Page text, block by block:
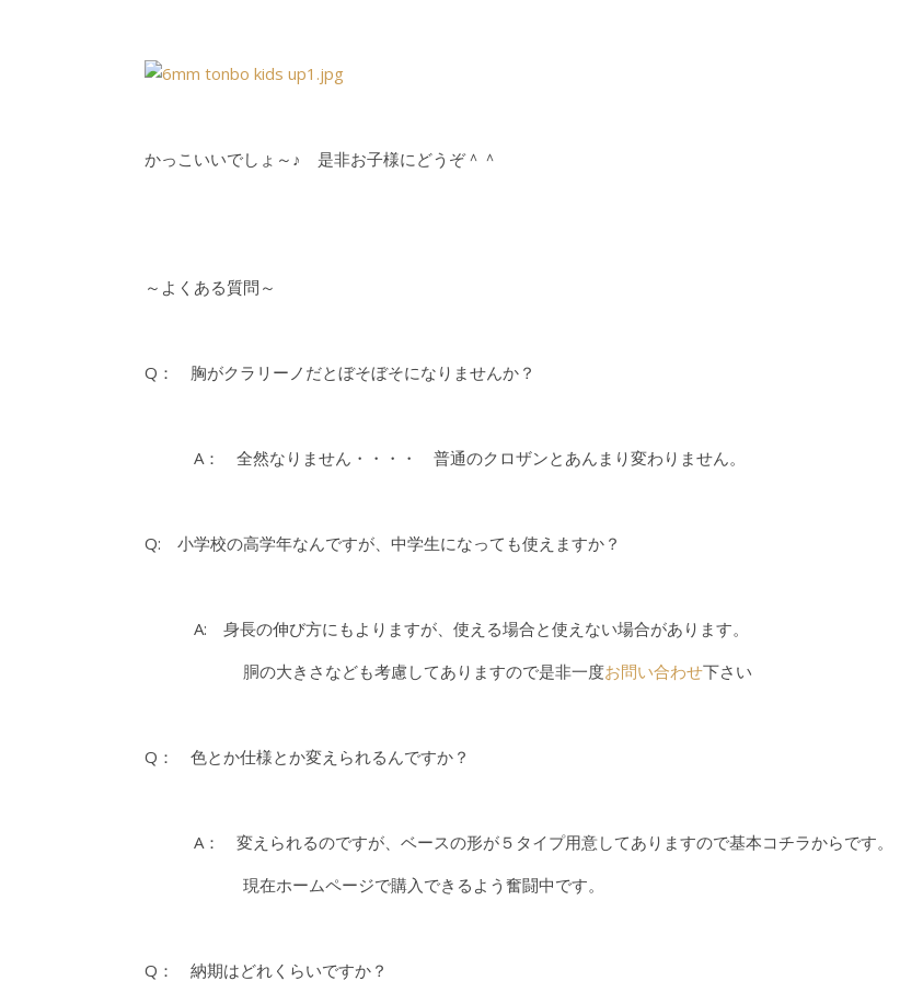
かっこいいでしょ～♪ 是非お子様にどうぞ＾＾
～よくある質問～
Q： 胸がクラリーノだとぼそぼそになりませんか？
A： 全然なりません・・・・ 普通のクロザンとあんまり変わりません。
Q: 小学校の高学年なんですが、中学生になっても使えますか？
A: 身長の伸び方にもよりますが、使える場合と使えない場合があります。
胴の大きさなども考慮してありますので是非一度お問い合わせ下さい
Q： 色とか仕様とか変えられるんですか？
A： 変えられるのですが、ベースの形が５タイプ用意してありますので基本コチラからです。
現在ホームページで購入できるよう奮闘中です。
Q： 納期はどれくらいですか？